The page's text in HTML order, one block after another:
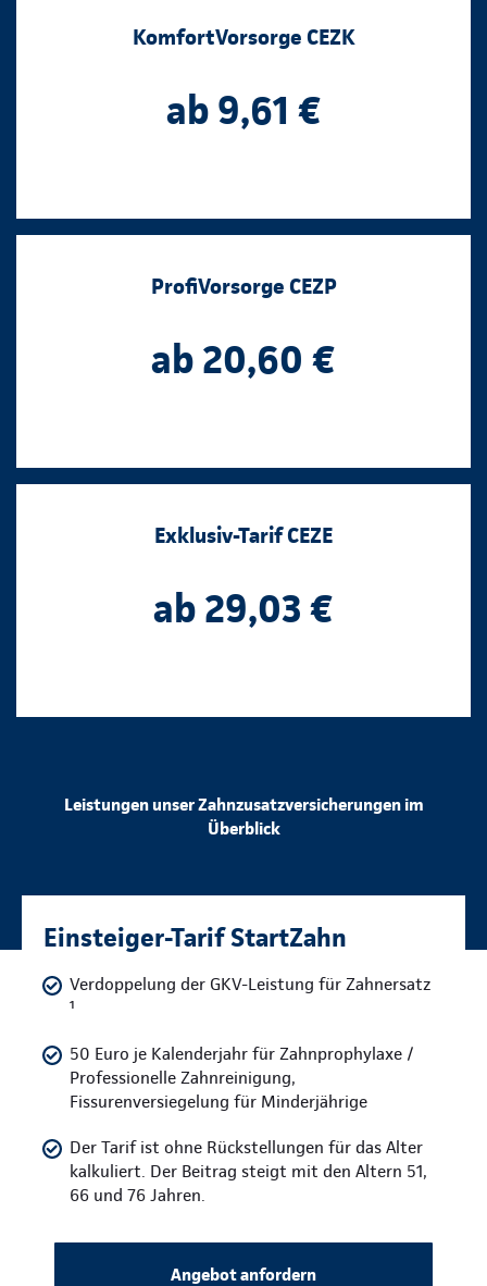
KomfortVorsorge CEZK
ab 9,61 €
ProfiVorsorge CEZP
ab 20,60 €
Exklusiv-Tarif CEZE
ab 29,03 €
Leistungen unser Zahnzusatzversicherungen im
Überblick
Einsteiger-Tarif StartZahn
Verdoppelung der GKV-Leistung für Zahnersatz
¹
50 Euro je Kalenderjahr für Zahnprophylaxe /
Professionelle Zahnreinigung,
Fissurenversiegelung für Minderjährige
Der Tarif ist ohne Rückstellungen für das Alter
kalkuliert. Der Beitrag steigt mit den Altern 51,
66 und 76 Jahren.
Angebot anfordern